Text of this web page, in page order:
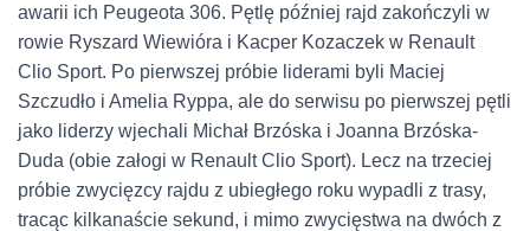
awarii ich Peugeota 306. Pętlę później rajd zakończyli w
rowie Ryszard Wiewióra i Kacper Kozaczek w Renault
Clio Sport. Po pierwszej próbie liderami byli Maciej
Szczudło i Amelia Ryppa, ale do serwisu po pierwszej pętli
jako liderzy wjechali Michał Brzóska i Joanna Brzóska-
Duda (obie załogi w Renault Clio Sport). Lecz na trzeciej
próbie zwycięzcy rajdu z ubiegłego roku wypadli z trasy,
tracąc kilkanaście sekund, i mimo zwycięstwa na dwóch z